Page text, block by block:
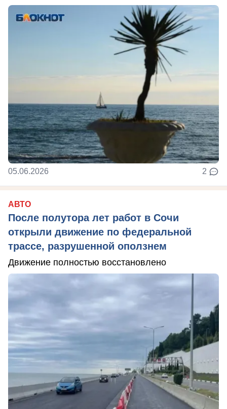
05.06.2026 2
АВТО
После полутора лет работ в Сочи
открыли движение по федеральной
трассе, разрушенной оползнем
Движение полностью восстановлено